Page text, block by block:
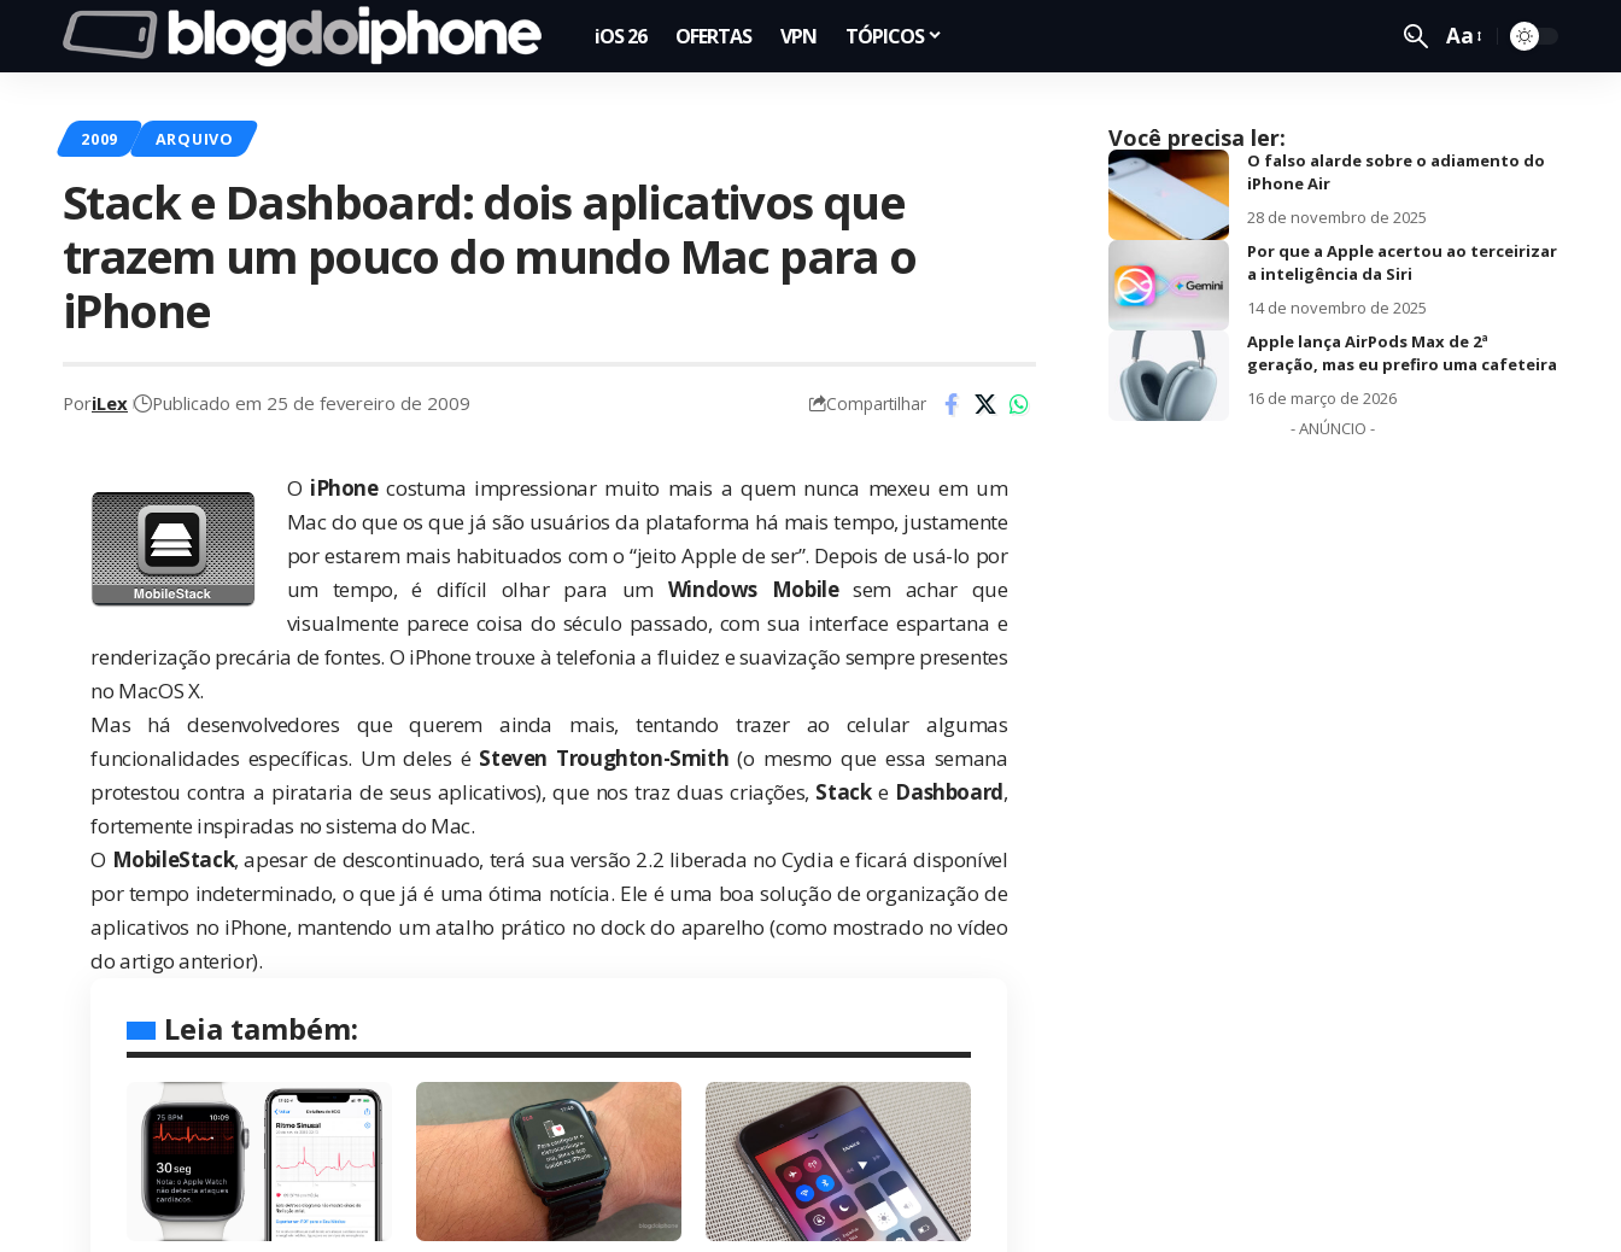
iOS 26 OFERTAS VPN TÓPICOS Aa
2009 ARQUIVO
Stack e Dashboard: dois aplicativos que
trazem um pouco do mundo Mac para o
iPhone
PoriLex Publicado em 25 de fevereiro de 2009 Compartilhar
O iPhonecostuma impressionar muito mais a quem nunca mexeu em um
Mac do que os que já são usuários da plataforma há mais tempo, justamente
por estarem mais habituados com o “jeito Apple de ser”. Depois de usá-lo por
um tempo, é difícil olhar para um Windows Mobilesem achar que
visualmente parece coisa do século passado, com sua interface espartana e
renderização precária de fontes. O iPhone trouxe à telefonia a fluidez e suavização sempre presentes
no MacOS X.
Mas há desenvolvedores que querem ainda mais, tentando trazer ao celular algumas
funcionalidades específicas. Um deles é Steven Troughton-Smith (o mesmo que essa semana
protestou contra a pirataria de seus aplicativos), que nos traz duas criações, Stacke Dashboard,
fortemente inspiradas no sistema do Mac.
O MobileStack, apesar de descontinuado, terá sua versão 2.2 liberada no Cydia e ficará disponível
por tempo indeterminado, o que já é uma ótima notícia. Ele é uma boa solução de organização de
aplicativos no iPhone, mantendo um atalho prático no dock do aparelho (como mostrado no vídeo
doartigo anterior).
Leia também:
Você precisa ler:
O falso alarde sobre o adiamento do
iPhone Air
28 de novembro de 2025
Por que a Apple acertou ao terceirizar
a inteligência da Siri
14 de novembro de 2025
Apple lança AirPods Max de 2ª
geração, mas eu prefiro uma cafeteira
16 de março de 2026
- ANÚNCIO -